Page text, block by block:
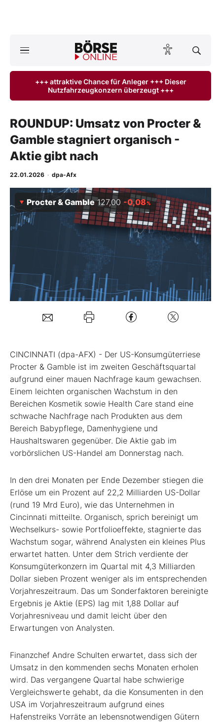
ktuelle Ausgabe BÖRSE ONLINE lesen
Finanz-Check
Abo & Shop
BO-Musterdepots
Experten
Mein Konto
+++ attraktive Chance für Anleger +++ Dieser
Nutzfahrzeugkonzern überzeugt +++
ROUNDUP: Umsatz von Procter &
Gamble stagniert organisch -
Aktie gibt nach
22.01.2026 · dpa-Afx
Procter & Gamble 127,00 -0,08%
CINCINNATI (dpa-AFX) - Der US-Konsumgüterriese
Procter & Gamble ist im zweiten Geschäftsquartal
aufgrund einer mauen Nachfrage kaum gewachsen.
Einem leichten organischen Wachstum in den
Bereichen Kosmetik sowie Health Care stand eine
schwache Nachfrage nach Produkten aus dem
Bereich Babypflege, Damenhygiene und
Haushaltswaren gegenüber. Die Aktie gab im
vorbörslichen US-Handel am Donnerstag nach.
In den drei Monaten per Ende Dezember stiegen die
Erlöse um ein Prozent auf 22,2 Milliarden US-Dollar
(rund 19 Mrd Euro), wie das Unternehmen in
Cincinnati mitteilte. Organisch, sprich bereinigt um
Wechselkurs- sowie Portfolioeffekte, stagnierte das
Wachstum sogar, während Analysten ein kleines Plus
erwartet hatten. Unter dem Strich verdiente der
Konsumgüterkonzern im Quartal mit 4,3 Milliarden
Dollar sieben Prozent weniger als im entsprechenden
Vorjahreszeitraum. Das um Sonderfaktoren bereinigte
Ergebnis je Aktie (EPS) lag mit 1,88 Dollar auf
Vorjahresniveau und damit leicht über den
Erwartungen von Analysten.
Finanzchef Andre Schulten erwartet, dass sich der
Umsatz in den kommenden sechs Monaten erholen
wird. Das vergangene Quartal habe schwierige
Vergleichswerte gehabt, da die Konsumenten in den
USA im Vorjahreszeitraum aufgrund eines
Hafenstreiks Vorräte an lebensnotwendigen Gütern